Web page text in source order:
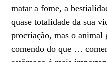
matar a fome, a
quase totalidade da sua
procriação, mas o animal
comendo do que …